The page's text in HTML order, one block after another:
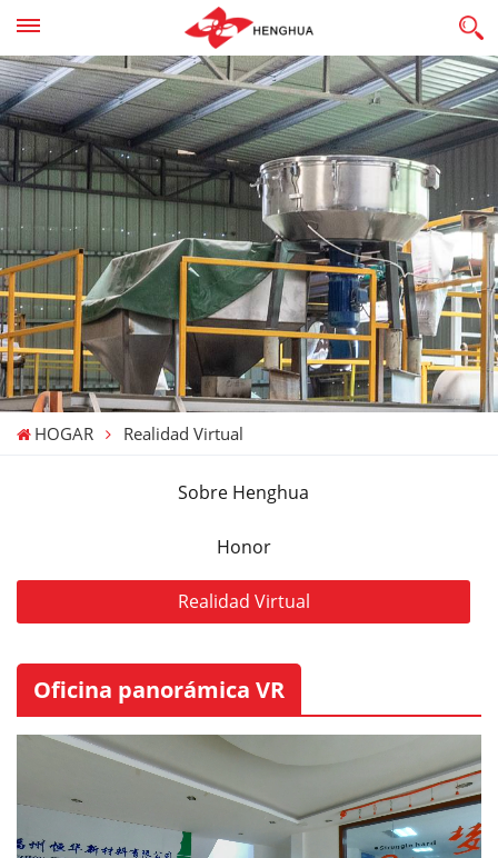
HOGAR Realidad Virtual
Sobre Henghua
Honor
Realidad Virtual
Oficina panorámica VR